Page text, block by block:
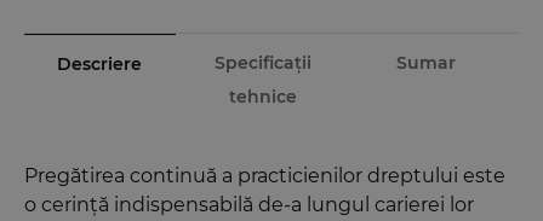
Descriere
Specificații
tehnice
Sumar
Pregătirea continuă a practicienilor dreptului este
o cerință indispensabilă de-a lungul carierei lor